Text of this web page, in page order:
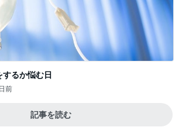
するか悩む日
前
記事を読む